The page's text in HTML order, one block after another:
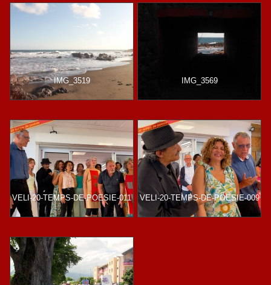
IMG_3519 IMG_3569
VELI-20-TEMPS-DE-POESIE-011 VELI-20-TEMPS-DE-POESIE-009